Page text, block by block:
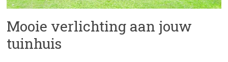
Mooie verlichting aan jouw
tuinhuis